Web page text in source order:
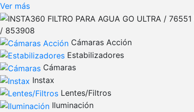
Ver más
/ 853908
Cámaras Acción
Estabilizadores
Cámaras
Instax
Lentes/Filtros
Iluminación